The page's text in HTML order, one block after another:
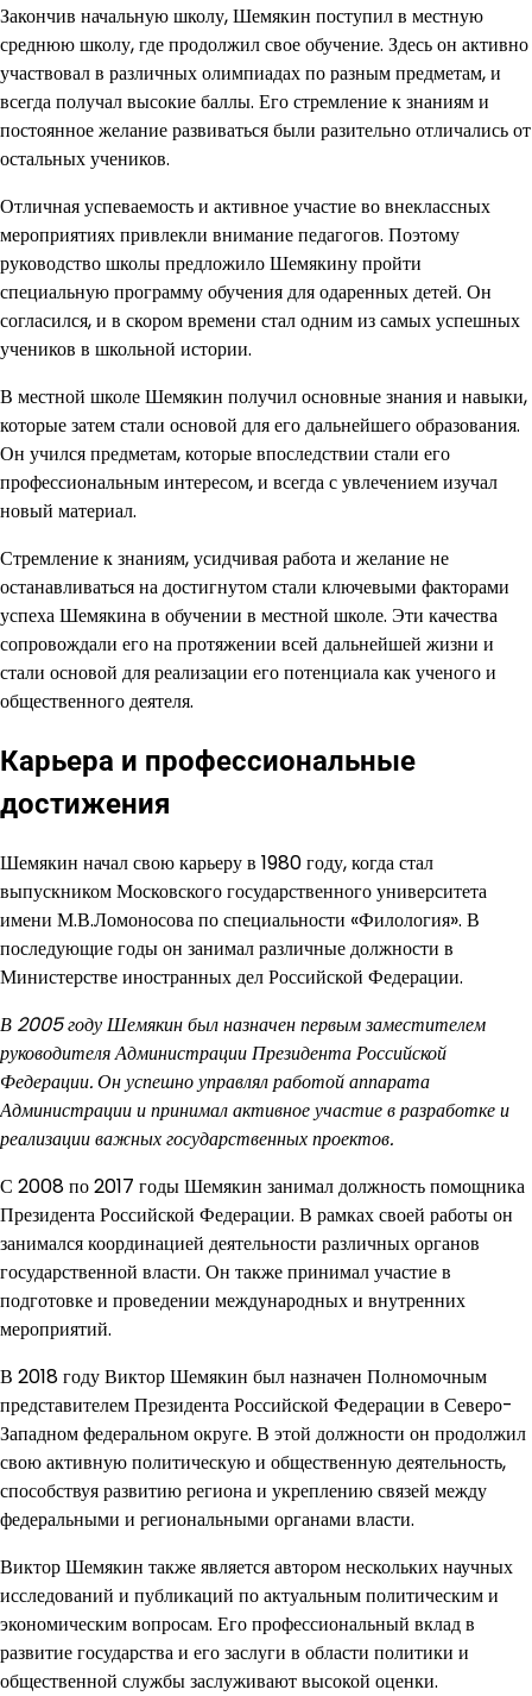
Закончив начальную школу, Шемякин поступил в местную
среднюю школу, где продолжил свое обучение. Здесь он активно
участвовал в различных олимпиадах по разным предметам, и
всегда получал высокие баллы. Его стремление к знаниям и
постоянное желание развиваться были разительно отличались от
остальных учеников.
Отличная успеваемость и активное участие во внеклассных
мероприятиях привлекли внимание педагогов. Поэтому
руководство школы предложило Шемякину пройти
специальную программу обучения для одаренных детей. Он
согласился, и в скором времени стал одним из самых успешных
учеников в школьной истории.
В местной школе Шемякин получил основные знания и навыки,
которые затем стали основой для его дальнейшего образования.
Он учился предметам, которые впоследствии стали его
профессиональным интересом, и всегда с увлечением изучал
новый материал.
Стремление к знаниям, усидчивая работа и желание не
останавливаться на достигнутом стали ключевыми факторами
успеха Шемякина в обучении в местной школе. Эти качества
сопровождали его на протяжении всей дальнейшей жизни и
стали основой для реализации его потенциала как ученого и
общественного деятеля.
Карьера и профессиональные
достижения
Шемякин начал свою карьеру в 1980 году, когда стал
выпускником Московского государственного университета
имени М.В.Ломоносова по специальности «Филология». В
последующие годы он занимал различные должности в
Министерстве иностранных дел Российской Федерации.
В 2005 году Шемякин был назначен первым заместителем
руководителя Администрации Президента Российской
Федерации. Он успешно управлял работой аппарата
Администрации и принимал активное участие в разработке и
реализации важных государственных проектов.
С 2008 по 2017 годы Шемякин занимал должность помощника
Президента Российской Федерации. В рамках своей работы он
занимался координацией деятельности различных органов
государственной власти. Он также принимал участие в
подготовке и проведении международных и внутренних
мероприятий.
В 2018 году Виктор Шемякин был назначен Полномочным
представителем Президента Российской Федерации в Северо-
Западном федеральном округе. В этой должности он продолжил
свою активную политическую и общественную деятельность,
способствуя развитию региона и укреплению связей между
федеральными и региональными органами власти.
Виктор Шемякин также является автором нескольких научных
исследований и публикаций по актуальным политическим и
экономическим вопросам. Его профессиональный вклад в
развитие государства и его заслуги в области политики и
общественной службы заслуживают высокой оценки.